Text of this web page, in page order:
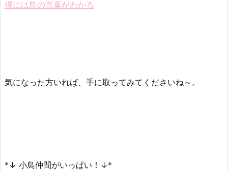
僕には鳥の言葉がわかる
気になった方いれば、手に取ってみてくださいね～。
*↓ 小鳥仲間がいっぱい！↓*